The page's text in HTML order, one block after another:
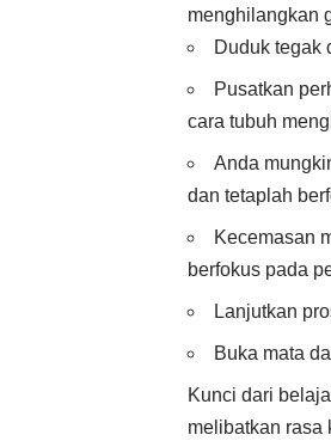
menghilangkan
Duduk tegak
Pusatkan
cara tubuh
Anda
dan tetaplah
Kecemasan
berfokus pada
Lanjutkan
Buka mata
Kunci dari
melibatkan rasa